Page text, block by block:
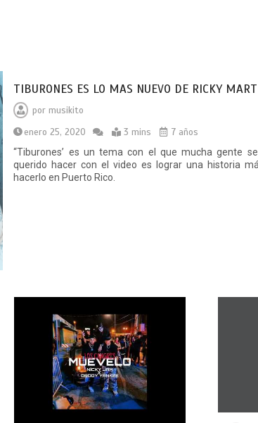
TIBURONES ES LO MAS NUEVO DE RICKY
pormusikito
enero 25, 2020
3 mins
7 años
“Tiburones’ es un tema con el que mucha gente
querido hacer con el video es lograr una historia
hacerlo en Puerto Rico.